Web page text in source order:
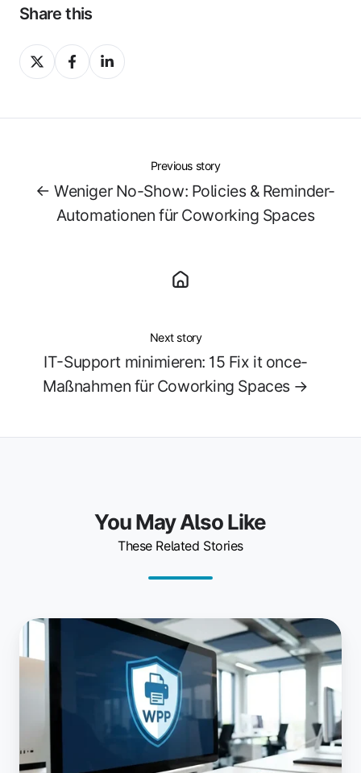
Share this
Share
on
Share
on
Share
on
Previous story
← Weniger No-Show: Policies & Reminder-
Automationen für Coworking Spaces
Next story
IT-Support minimieren: 15 Fix it once-
Maßnahmen für Coworking Spaces →
You May Also Like
These Related Stories
Windows
IT-